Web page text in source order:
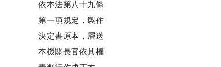
依本法第八十九條
第一項規定，製作
決定書原本，層送
本機關長官依其權